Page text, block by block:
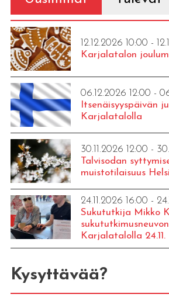
12.12.2026 10:00 -
Karjalatalon
06.12.2026 12:00 -
Itsenäisyyspäivän
Karjalatalolla
30.11.2026 12:00 -
Talvisodan
muistotilaisuus
24.11.2026 16:00 -
Sukututkija Mikko
Karjalatalolla 24.11.
Kysyttävää?